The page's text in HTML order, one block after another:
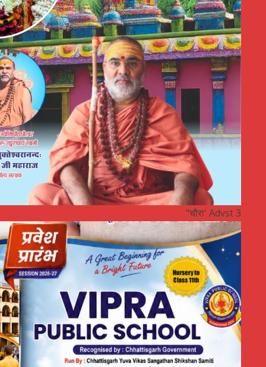
"चौरा' Advst 3